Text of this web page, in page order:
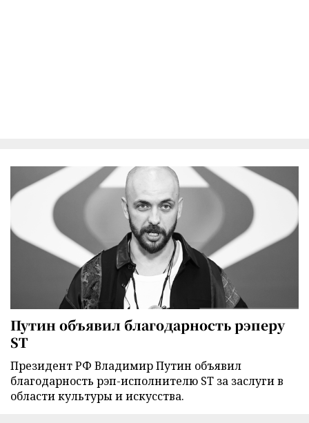
Путин объявил благодарность рэперу
ST
Президент РФ Владимир Путин объявил
благодарность рэп-исполнителю ST за заслуги в
области культуры и искусства.